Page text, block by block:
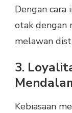
Dengan cara
otak dengan
melawan
3.
Kebiasaan